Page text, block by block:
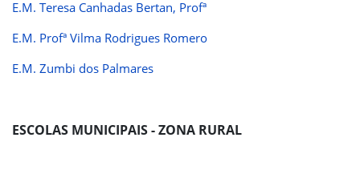
E.M. Teresa Canhadas Bertan, Profª
E.M. Profª Vilma Rodrigues Romero
E.M. Zumbi dos Palmares
ESCOLAS MUNICIPAIS - ZONA RURAL